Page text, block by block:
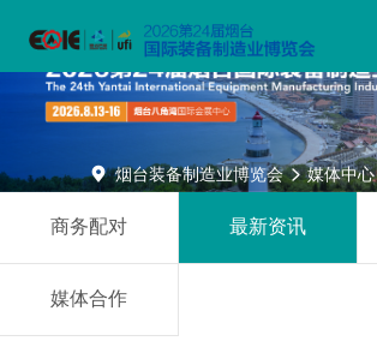
 烟台装备制造业博览会  媒体中心
商务配对 最新资讯
媒体合作